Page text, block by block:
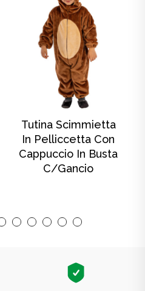
Tutina Scimmietta
In Pelliccetta Con
Cappuccio In Busta
C/gancio